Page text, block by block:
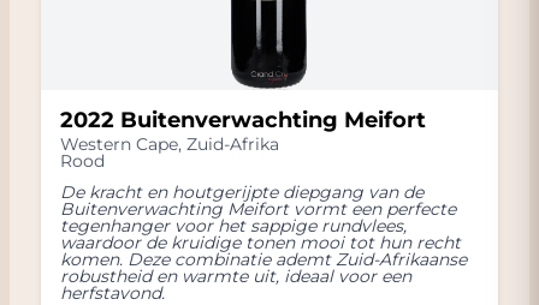
2022 Buitenverwachting Meifort
Western Cape, Zuid-Afrika
Rood
De kracht en houtgerijpte diepgang van de
Buitenverwachting Meifort vormt een perfecte
tegenhanger voor het sappige rundvlees,
waardoor de kruidige tonen mooi tot hun recht
komen. Deze combinatie ademt Zuid-Afrikaanse
robustheid en warmte uit, ideaal voor een
herfstavond.